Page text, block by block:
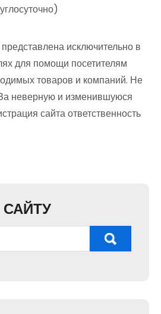
исключительно в
для помощи посетителям
товаров и компаний. Не
неверную и изменившуюся
сайта ответственность